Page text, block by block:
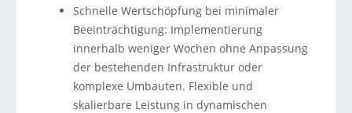
Schnelle Wertschöpfung bei minimaler
Beeinträchtigung: Implementierung
innerhalb weniger Wochen ohne Anpassung
der bestehenden Infrastruktur oder
komplexe Umbauten. Flexible und
skalierbare Leistung in dynamischen